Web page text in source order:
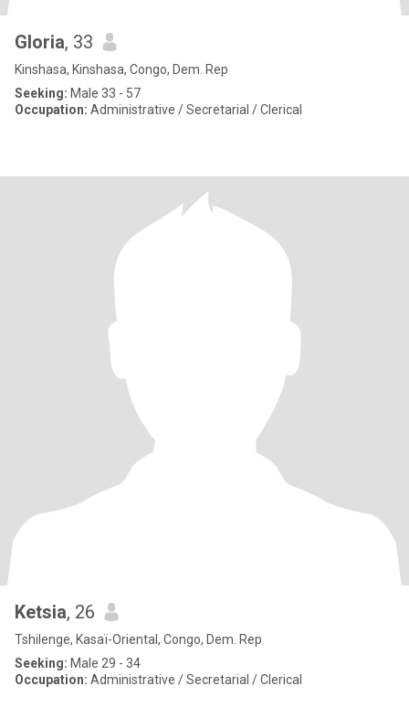
Gloria, 33
Kinshasa, Kinshasa, Congo, Dem. Rep
Seeking: Male 33 - 57
Occupation: Administrative / Secretarial / Clerical
Ketsia, 26
Tshilenge, Kasaï-Oriental, Congo, Dem. Rep
Seeking: Male 29 - 34
Occupation: Administrative / Secretarial / Clerical